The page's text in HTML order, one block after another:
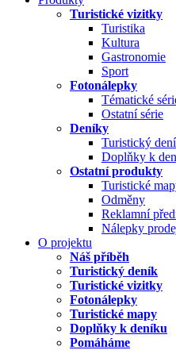
Turistické vizitky
Turistika
Kultura
Gastronomie
Sport
Fotonálepky
Tématické
Ostatní série
Deníky
Turistický
Doplňky k
Ostatní produkty
Turistické
Odměny
Reklamní
Nálepky
O projektu
Náš příběh
Turistický deník
Turistické vizitky
Fotonálepky
Turistické mapy
Doplňky k deníku
Pomáháme